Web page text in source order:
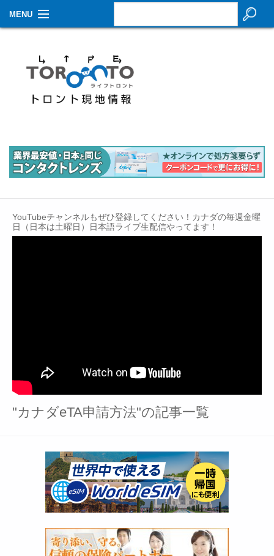
MENU
生活情報
その他
イベントカレンダー
About Us
YouTubeチャンネルもぜひ登録してください！カナダの毎週金曜
日（日本は土曜日）日本語ライブ生配信やってます！
"カナダeTA申請方法"の記事一覧